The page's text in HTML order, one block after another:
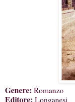
Genere: Romanzo
Editore: Longanesi